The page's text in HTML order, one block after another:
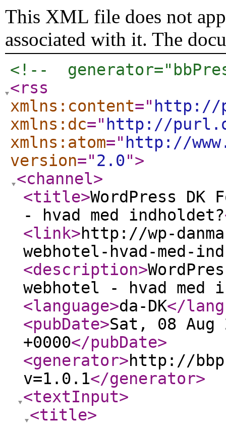
This XML file does not
associated with it. The
<!--
<rss
xmlns:content=" http://
xmlns:dc=" http://
xmlns:atom=" http://
version="2.0">
<channel>
<title>WordPress
- hvad med indholdet?
<link>http://wp-
webhotel-hvad-med-
<description>
webhotel - hvad med
<language>da-DK</
<pubDate>Sat, 08 Aug
+0000</pubDate>
<generator>http://
v=1.0.1</generator>
<textInput>
<title>